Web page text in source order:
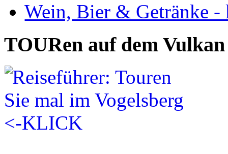
Wein, Bier & Getränke -
TOURen auf dem Vulkan